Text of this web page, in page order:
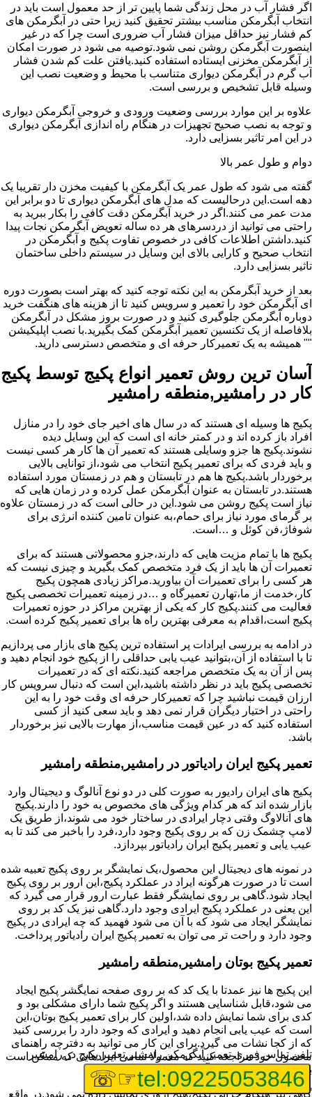
اگر فشار آب در محل زندگی شما پایین تر از حد معمول است باید در
انتخاب آبگرمکن مناسب بیشتر تحقیق کنید زیرا حتی در آبگرمکن های
کم فشار نیز حداقل میزان فشار آب ضروری است چرا که در غیر
اینصورت آبگرمکن روشن نمی شود.توصیه می شود در صورت امکان
از آبگرمکن مخزنی ایستاده استفاده کنید.یافتن علت کم شدن فشار
آب گرم در آبگرمکن دیواری متناسب با محیط و وضعیت نصب این
وسیله قابل تشخیص و بررسی است.
علاوه بر این موارد بررسی وضعیت ورودی و خروجی آبگرمکن دیواری
و توجه به نصب صحیح تجهیزات در هنگام راه اندازی آبگرمکن دیواری
در این امر تاثیر بسزایی دارد.
دوام و طول عمر بالا
گفته می شود که طول عمر یک آبگرمکن با کیفیت مخزن دار تقریبا یک
دهه است.این درحالیست که مدل های آبگرمکن دیواری تا دو برابر این
مدت عمر می کنند.اگر در خرید آبگرمکن دقت کافی را بکار ببرید به
راحتی می توانید از دردسرهای هر ده ساله تعویض آبگرمکن نجات پیدا
کنید.داشتن اطلاعات کافی در خصوص تفاوت پکیج و آبگرمکن در
انتخاب صحیح و کارایی بالای این وسایل در سیستم داخلی ساختمان
تاثیر بسزایی دارد.
بعد از خرید آبگرمکن به این نکته توجه کنید که بهتر است بصورت دوره
ای آبگرمکن خود را تعمیر و سرویس کنید تا از هزینه های هنگفت خرید
دوباره آبگرمکن جلوگیری کنید و در صورت بروز مشکل در آبگرمکن
بلافاصله از یک تکنسین تعمیر آبگرمکن کمک بگیرید.با نصب اپلیکیشن
"" همیشه به یک تعمیرکار حرفه ای و متخصص دسترسی دارید.
آسان ترین روش تعمیر انواع پکیج توسط پکیج
کار در رامشیر,منطقه رامشیر
پکیج ها وسیله ای هستند که در سال های اخیر جای خود را در منازل
افراد باز کرده اند و در کمتر خانه ای است که این وسایل دیده
نشوند.پکیج ها جزو وسایلی هستند که تعمیر آن ها کار هر کسی نیست
و باید فردی که برای تعمیر پکیج انتخاب می شود،از توانایی بالایی
برخوردار باشد.پکیج ها هم در تابستان و هم در زمستان مورد استفاده
هستند.در تابستان به عنوان آبگرمکن عمل کرده و در زمان هایی که
نیاز است پکیج روشن می شود.این در حالی است که در زمستان علاوه
بر گرمای مورد نیاز برای حمام،به عنوان تامین کننده انرژی برای
شوفاژ،فن کوئل و …است.
پکیج ها با تمام مزیت هایی که دارند،جزو محصولاتی هستند که برای
تعمیرات آن ها باید از یک فرد متخصص کمک بگیرید و چیزی نیست که
هر کسی را برای تعمیرات آن بیاورید.مراکز زیادی همچون پکیج
کار،خدمت از ما،تهارن تعمیرگاه و …در زمینه تعمیرات تخصصی پکیج
فعالیت می کنند.پکیج کار که یکی از بهترین مراکز در حوزه تعمیرات
پکیج است،اقدام به معرفی بهترین راه ها برای تعمیر پکیج کرده است.
در ادامه به بررسی ایرادات پر استفاده ترین پکیج های بازار می پردازیم
تا با استفاده از آن،بتوانید عیب یابی حداقلی را از پکیج خود انجام دهید و
پس از آن به یک متخصص مراجعه کنید.نکته ای که در تعمیرات
تخصصی پکیج باید در نظر داشته باشید،این است که دنبال سرویس کار
ارزان قیمت نباشید چرا که تعمیرکار حرفه ای وقت خود را به این
راحتی در اختیار دیگران قرار نمی دهد و باید سعی کنید از کسی
استفاده کنید که در عین قیمت مناسب،از مهارت بالایی نیز برخوردار
باشد.
تعمیر پکیج ایران رادیاتور در رامشیر,منطقه رامشیر
پکیج های ایران رادیور به صورت کلی در دو نوع آنالوگ و دیجیتال وارد
بازار شده اند که هر کدام ویژگی های مخصوص به خود را دارند.پکیج
های آنالاوگ وقتی دچار ایرادی در ساختار خود می شوند،از طریق یک
لامپ چشمک زن که بر روی پکیج وجود دارد،فرد را باخبر می کند تا به
عیب یابی و تعمیر پکیج ایران رادیاتور بپردازد.
در نمونه های دیجیتال این محصول،یک نمایشگر بر روی پکیج تعبیه شده
است تا در صورت هرگونه ایراد در عملکرد پکیج،این ارور بر روی پکیج
ایجاد شود.گاهی بر روی نمایشگر فقط عبارت ارور قرار می گیرد که
این یعنی در عملکرد پکیج ایرادی وجود دارد.گاهی نیز یک کد بر روی
نمایشگر ایجاد می شود که با آن می شود فهمید که چه ایرادی در پکیج
وجود دارد و راحت تر می توان به تعمیر پکیج ایران رادیاتور پرداخت.
تعمیر پکیج بوتان رامشیر,منطقه رامشیر
این پکیج ها نیز عمدتا با یک کد که بر روی صفحه نمایگشر پکیج ایجاد
می شود،قابل شناسایی هستند و اگر پکیج شما دارای مشکلی بود و
کدی برای شما نمایش داده شد،اولین کار برای تعمیر پکیج بوتان،این
است که عیب یابی انجام دهید و ایرادی که وجود دارد را بررسی کنید
که از کجا نشات می گیرد.برای این کار می توانید به دفترچه راهنمای
محصول خود مراجعه کنید که معمولا تمامی ایرادهایی که ممکن است
برای پکیج پیش بیاید در آن قرار گرفته است.
گاهی نیز هنگام خرابی پکیج،هیچ اروری نمایش داده نمی شود.در واقع
تلفن تماس فوریتعمیر آبگرمکن رامشیر,تعمیر پکیج در رامشیر
tel:09225053846
☞☏